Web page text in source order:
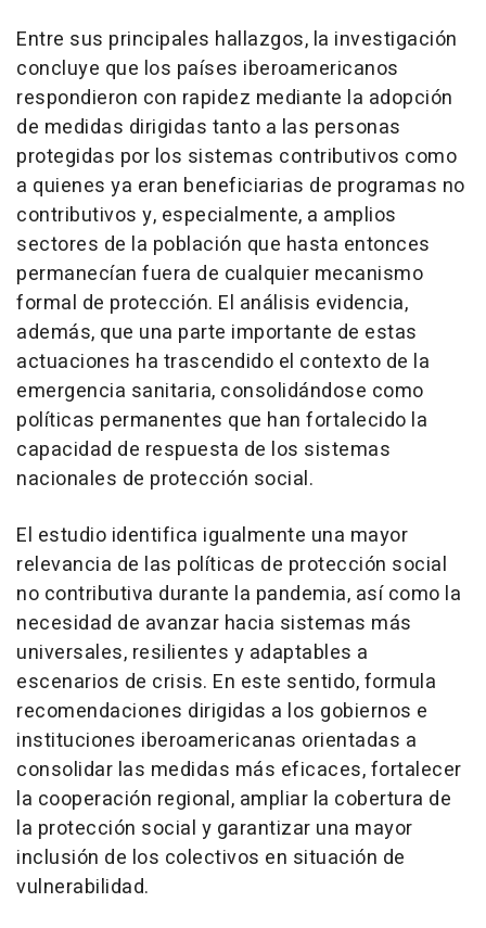
Entre sus principales hallazgos, la investigación
concluye que los países iberoamericanos
respondieron con rapidez mediante la adopción
de medidas dirigidas tanto a las personas
protegidas por los sistemas contributivos como
a quienes ya eran beneficiarias de programas no
contributivos y, especialmente, a amplios
sectores de la población que hasta entonces
permanecían fuera de cualquier mecanismo
formal de protección. El análisis evidencia,
además, que una parte importante de estas
actuaciones ha trascendido el contexto de la
emergencia sanitaria, consolidándose como
políticas permanentes que han fortalecido la
capacidad de respuesta de los sistemas
nacionales de protección social.
El estudio identifica igualmente una mayor
relevancia de las políticas de protección social
no contributiva durante la pandemia, así como la
necesidad de avanzar hacia sistemas más
universales, resilientes y adaptables a
escenarios de crisis. En este sentido, formula
recomendaciones dirigidas a los gobiernos e
instituciones iberoamericanas orientadas a
consolidar las medidas más eficaces, fortalecer
la cooperación regional, ampliar la cobertura de
la protección social y garantizar una mayor
inclusión de los colectivos en situación de
vulnerabilidad.